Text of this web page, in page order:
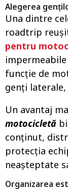
Alegerea
Una dintre
roadtrip
pentru
funcție de
genți laterale,
Un avantaj
motocicletă
conținut,
protecția
neașteptate
Organizarea